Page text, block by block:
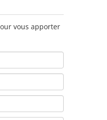
vous apporter